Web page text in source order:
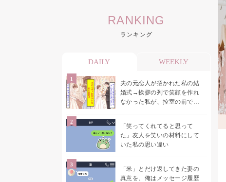
トレンド ワードRANKING
ランキング
DAILY WEEKLY
夫の元恋人が招かれた私の結
婚式→挨拶の列で笑顔を作れ
なかった私が、控室の前で彼
「笑ってくれてると思って
た」友人を笑いの材料にして
いた私の思い違い
「米」とだけ返してきた妻の
真意を、俺はメッセージ履歴